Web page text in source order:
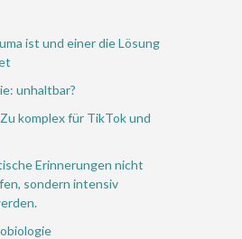
ist und einer die Lösung
unhaltbar?
komplex für TikTok und
Erinnerungen nicht
sondern intensiv